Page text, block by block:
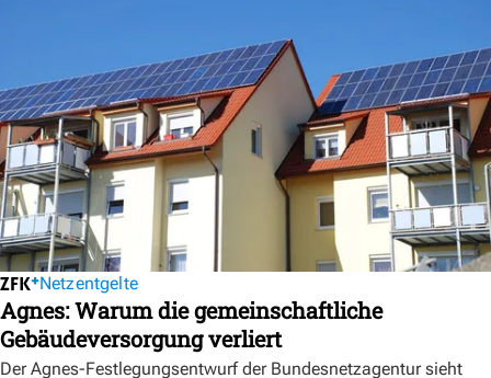
Netzentgelte
Agnes: Warum die gemeinschaftliche
Gebäudeversorgung verliert
Der Agnes-Festlegungsentwurf der Bundesnetzagentur sieht